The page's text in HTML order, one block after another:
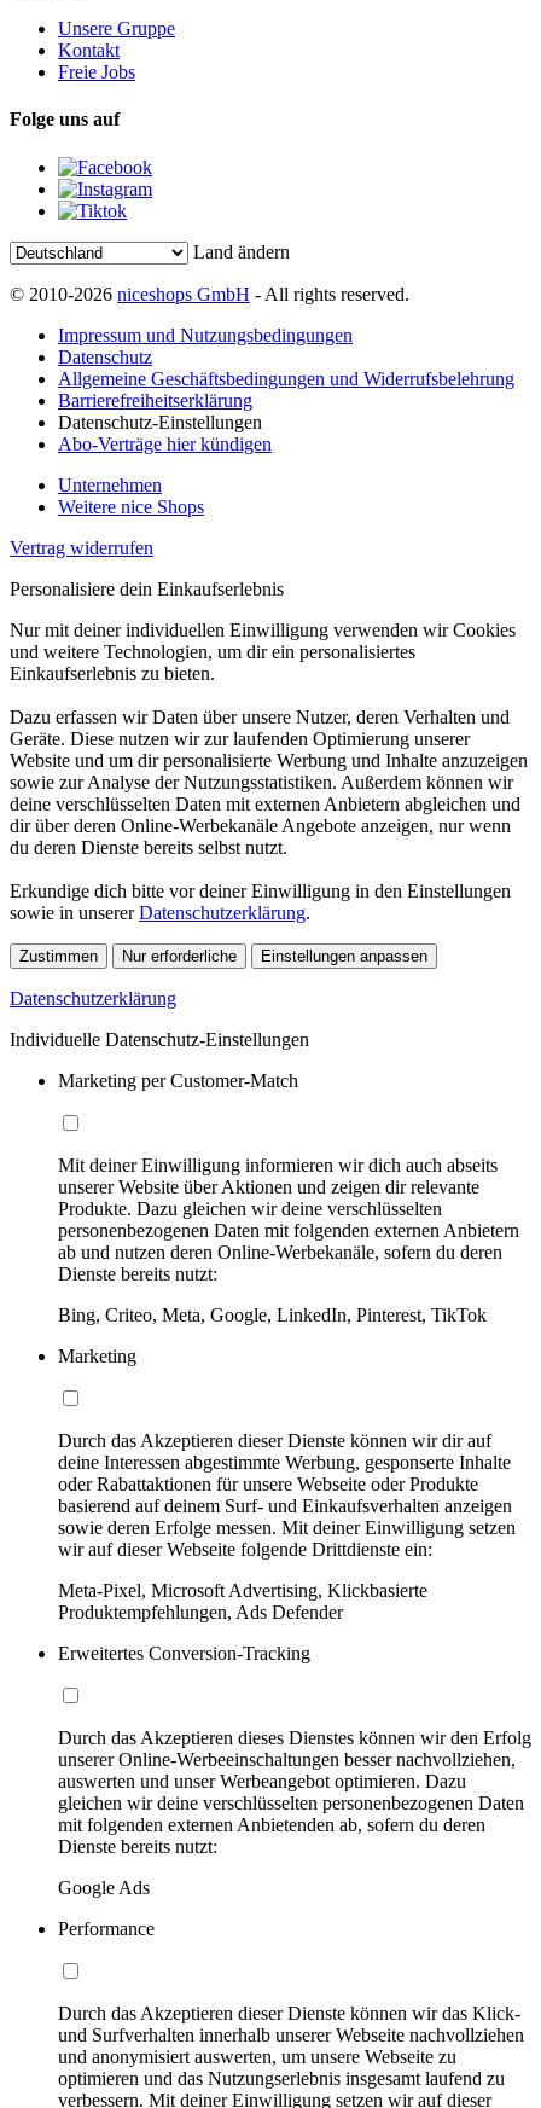
Unsere Gruppe
Kontakt
Freie Jobs
Folge uns auf
Land ändern
© 2010-2026 niceshops GmbH - All rights reserved.
Impressum und Nutzungsbedingungen
Datenschutz
Allgemeine Geschäftsbedingungen und Widerrufsbelehrung
Barrierefreiheitserklärung
Datenschutz-Einstellungen
Abo-Verträge hier kündigen
Unternehmen
Weitere nice Shops
Vertrag widerrufen
Personalisiere dein Einkaufserlebnis
Nur mit deiner individuellen Einwilligung verwenden wir Cookies
und weitere Technologien, um dir ein personalisiertes
Einkaufserlebnis zu bieten.
Dazu erfassen wir Daten über unsere Nutzer, deren Verhalten und
Geräte. Diese nutzen wir zur laufenden Optimierung unserer
Website und um dir personalisierte Werbung und Inhalte anzuzeigen
sowie zur Analyse der Nutzungsstatistiken. Außerdem können wir
deine verschlüsselten Daten mit externen Anbietern abgleichen und
dir über deren Online-Werbekanäle Angebote anzeigen, nur wenn
du deren Dienste bereits selbst nutzt.
Erkundige dich bitte vor deiner Einwilligung in den Einstellungen
sowie in unsererDatenschutzerklärung.
Zustimmen Nur erforderliche Einstellungen anpassen
Datenschutzerklärung
Individuelle Datenschutz-Einstellungen
Marketing per Customer-Match
Mit deiner Einwilligung informieren wir dich auch abseits
unserer Website über Aktionen und zeigen dir relevante
Produkte. Dazu gleichen wir deine verschlüsselten
personenbezogenen Daten mit folgenden externen Anbietern
ab und nutzen deren Online-Werbekanäle, sofern du deren
Dienste bereits nutzt:
Bing, Criteo, Meta, Google, LinkedIn, Pinterest, TikTok
Marketing
Durch das Akzeptieren dieser Dienste können wir dir auf
deine Interessen abgestimmte Werbung, gesponserte Inhalte
oder Rabattaktionen für unsere Webseite oder Produkte
basierend auf deinem Surf- und Einkaufsverhalten anzeigen
sowie deren Erfolge messen. Mit deiner Einwilligung setzen
wir auf dieser Webseite folgende Drittdienste ein:
Meta-Pixel, Microsoft Advertising, Klickbasierte
Produktempfehlungen, Ads Defender
Erweitertes Conversion-Tracking
Durch das Akzeptieren dieses Dienstes können wir den Erfolg
unserer Online-Werbeeinschaltungen besser nachvollziehen,
auswerten und unser Werbeangebot optimieren. Dazu
gleichen wir deine verschlüsselten personenbezogenen Daten
mit folgenden externen Anbietenden ab, sofern du deren
Dienste bereits nutzt:
Google Ads
Performance
Durch das Akzeptieren dieser Dienste können wir das Klick-
und Surfverhalten innerhalb unserer Webseite nachvollziehen
und anonymisiert auswerten, um unsere Webseite zu
optimieren und das Nutzungserlebnis insgesamt laufend zu
verbessern. Mit deiner Einwilligung setzen wir auf dieser